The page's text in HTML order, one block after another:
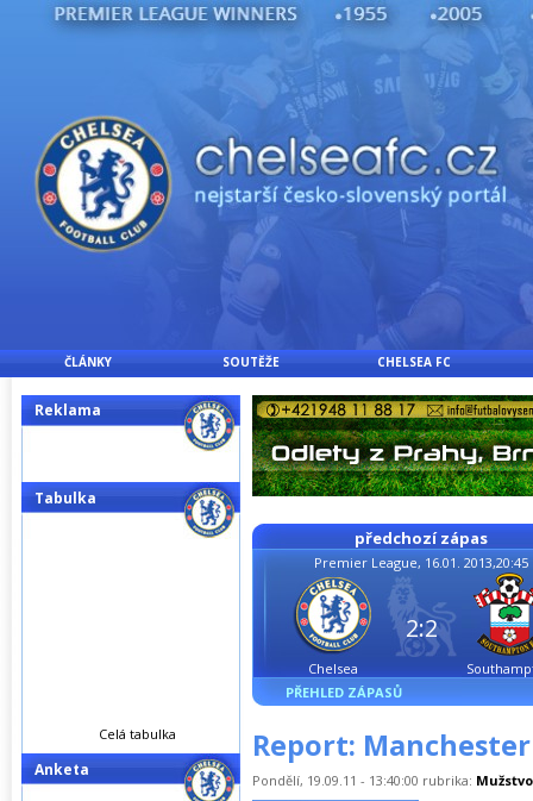
ČLÁNKY SOUTĚŽE CHELSEA FC
předchozí zápas
Premier League, 16.01. 2013,20:45
Chelsea
2:2
PŘEHLED ZÁPASŮ
Report: Manchester
Pondělí, 19.09.11 - 13:40:00 rubrika: Mužstvo
Reklama
Tabulka
Celá tabulka
Anketa